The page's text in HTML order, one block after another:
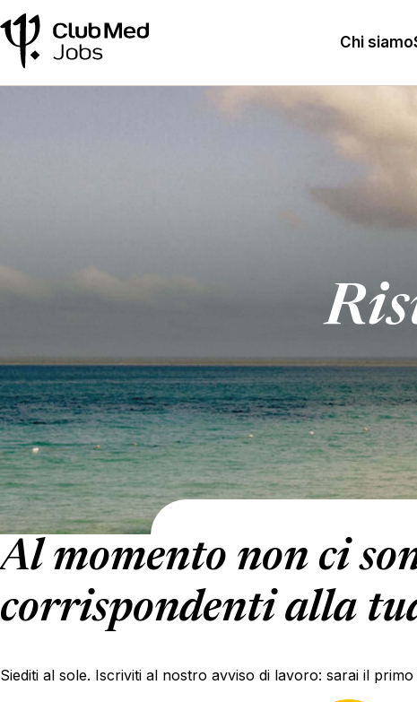
Chi siamo
Al momento non ci
corrispondenti alla
Siediti al sole. Iscriviti al nostro avviso di lavoro: sarai il